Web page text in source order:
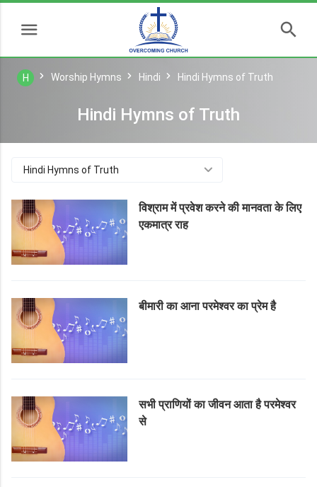
H Worship Hymns Hindi Hindi Hymns of Truth
Hindi Hymns of Truth
Hindi Hymns of Truth
विश्राम में प्रवेश करने की मानवता के लिए
एकमात्र राह
बीमारी का आना परमेश्वर का प्रेम है
सभी प्राणियों का जीवन आता है परमेश्वर
से